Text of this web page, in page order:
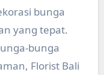
bunga
yang tepat.
bunga
Florist Bali